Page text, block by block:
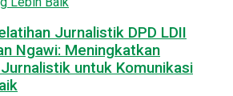
Jurnalistik DPD LDII
Ngawi: Meningkatkan
untuk Komunikasi